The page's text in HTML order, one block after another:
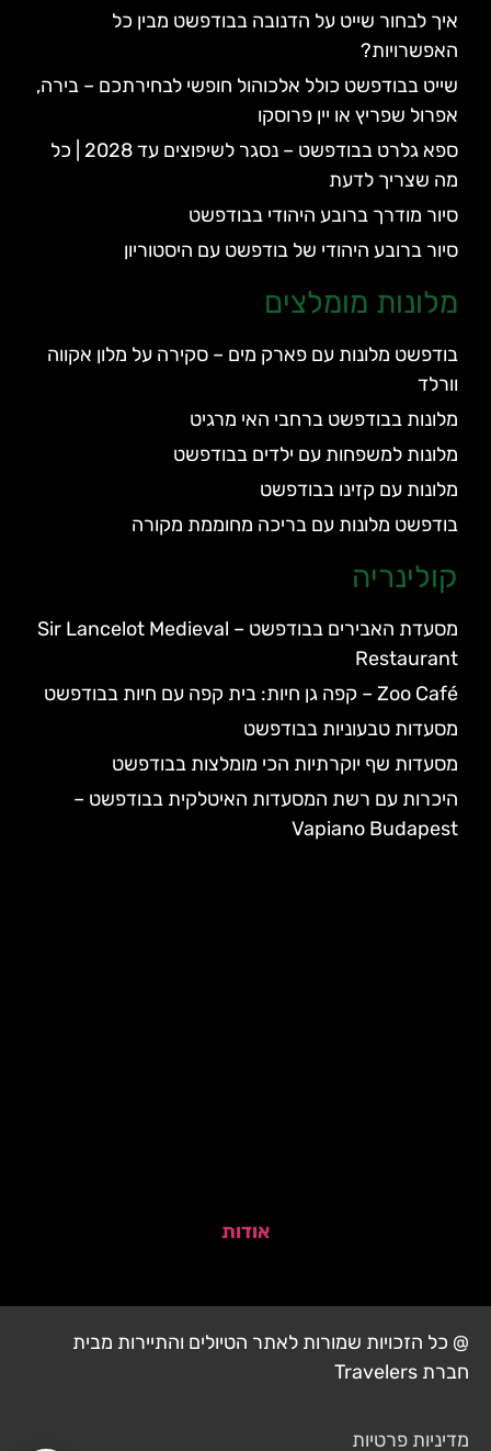
איך לבחור שייט על הדנובה בבודפשט מבין כל
האפשרויות?
שייט בבודפשט כולל אלכוהול חופשי לבחירתכם – בירה,
אפרול שפריץ או יין פרוסקו
ספא גלרט בבודפשט – נסגר לשיפוצים עד 2028 | כל
מה שצריך לדעת
סיור מודרך ברובע היהודי בבודפשט
סיור ברובע היהודי של בודפשט עם היסטוריון
מלונות מומלצים
בודפשט מלונות עם פארק מים – סקירה על מלון אקווה
וורלד
מלונות בבודפשט ברחבי האי מרגיט
מלונות למשפחות עם ילדים בבודפשט
מלונות עם קזינו בבודפשט
בודפשט מלונות עם בריכה מחוממת מקורה
קולינריה
מסעדת האבירים בבודפשט – Sir Lancelot Medieval
Restaurant
Zoo Café – קפה גן חיות: בית קפה עם חיות בבודפשט
מסעדות טבעוניות בבודפשט
מסעדות שף יוקרתיות הכי מומלצות בבודפשט
היכרות עם רשת המסעדות האיטלקית בבודפשט –
Vapiano Budapest
אודות
@ כל הזכויות שמורות לאתר הטיולים והתיירות מבית
חברת Travelers
מדיניות פרטיות